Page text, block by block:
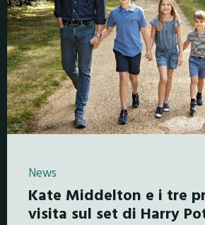
News
Kate Middelton e i tre
visita sul set di Harry